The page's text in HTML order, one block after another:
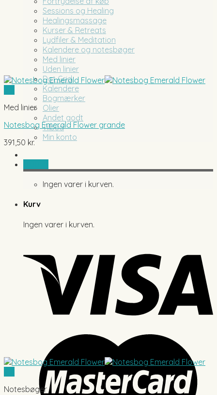
Sessions og Healing
Healingsmassage
Kurser & Retreats
Lydfiler & Meditation
Kalendere og notesbøger
Med linier
Uden linier
Dot Grid
Kalendere
Bogmærker
Olier
Andet godt
Tilbud
Min konto
Ingen varer i kurven.
Kurv
Ingen varer i kurven.
Med linier
Notesbog Emerald Flower grande
391,50 kr.
Notesbøger